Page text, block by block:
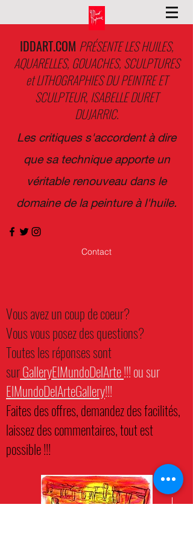
IDDART.COM PRÉSENTE LES HUILES,
AQUARELLES, GOUACHES, SCULPTURES
et LITHOGRAPHIES DU PEINTRE ET
SCULPTEUR, ISABELLE DURET
DUJARRIC.
Les critiques s'accordent à dire
que sa technique apporte un
véritable renouveau dans le
domaine de la peinture à l'huile.
Contact
Vous avez un coup de coeur?
Vous vous posez des questions?
Toutes les réponses sont
surGalleryElMundoDelArte!!! ou sur
ElMundoDelArteGallery!!!
Faites des offres, demandez des facilités,
laissez des commentaires, tout est
possible !!!